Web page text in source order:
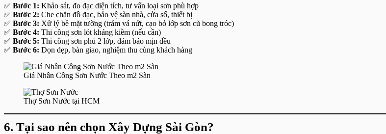
✅ Bước 1: Khảo sát, đo đạc diện tích, tư vấn loại sơn phù hợp
✅ Bước 2: Che chắn đồ đạc, bảo vệ sàn nhà, cửa sổ, thiết bị
✅ Bước 3: Xử lý bề mặt tường (trám vá nứt, cạo bỏ lớp sơn cũ bong tróc)
✅ Bước 4: Thi công sơn lót kháng kiềm (nếu cần)
✅ Bước 5: Thi công sơn phủ 2 lớp, đảm bảo mịn đều
✅ Bước 6: Dọn dẹp, bàn giao, nghiệm thu cùng khách hàng
Giá Nhân Công Sơn Nước Theo m2 Sàn
Thợ Sơn Nước tại HCM
6. Tại sao nên chọn Xây Dựng Sài Gòn?